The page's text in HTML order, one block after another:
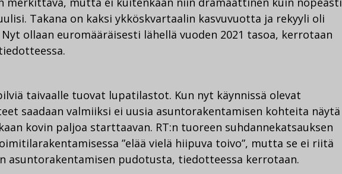
Takana on kaksi ykköskvartaalin kasvuvuotta ja rekyyli oli
ollaan euromääräisesti lähellä vuoden 2021 tasoa, kerrotaan
taivaalle tuovat lupatilastot. Kun nyt käynnissä olevat
saadaan valmiiksi ei uusia asuntorakentamisen kohteita näytä
kovin paljoa starttaavan. RT:n tuoreen suhdannekatsauksen
”elää vielä hiipuva toivo”, mutta se ei riitä
asuntorakentamisen pudotusta, tiedotteessa kerrotaan.